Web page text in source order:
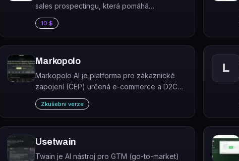
sales prospectingu, která pomáhá
vyhledávat, obohacovat a personalizovat
outbound oslovování potenciálních
zákazníků ve velkém měřítku.
10 $
Markopolo
Markopolo AI je platforma pro zákaznické
zapojení (CEP) určená e-commerce a D2C
značkám, která automatizuje
personalizovaný marketing napříč šesti
kanály.
Zkušební verze
L
Usetwain
Twain je AI nástroj pro GTM (go-to-market)